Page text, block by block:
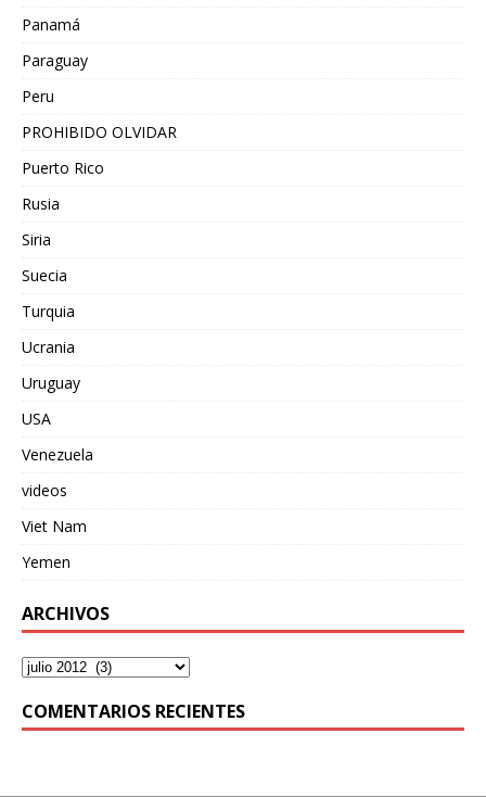
Panamá
Paraguay
Peru
PROHIBIDO OLVIDAR
Puerto Rico
Rusia
Siria
Suecia
Turquia
Ucrania
Uruguay
USA
Venezuela
videos
Viet Nam
Yemen
ARCHIVOS
COMENTARIOS RECIENTES